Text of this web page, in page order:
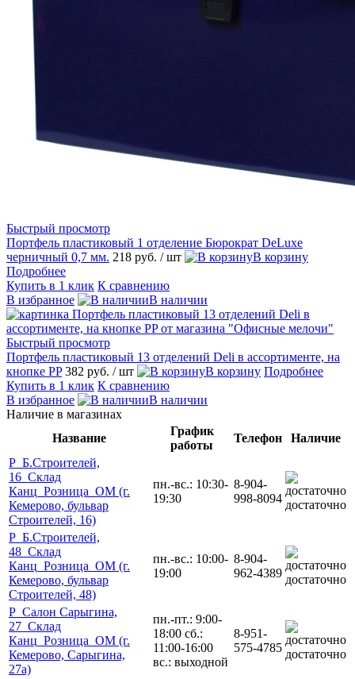
Быстрый просмотр
Портфель пластиковый 1 отделение Бюрократ DeLuxe
черничный 0,7 мм. 218 руб. / шт
В корзину
Подробнее
Купить в 1 клик К сравнению
В избранное
В наличии
Быстрый просмотр
Портфель пластиковый 13 отделений Deli в ассортименте, на
кнопке PP 382 руб. / шт В корзину Подробнее
Купить в 1 клик К сравнению
В избранное
В наличии
Наличие в магазинах
Название
График
работы
Телефон
Наличие
Р_Б.Строителей,
16_Склад
Канц_Розница_ОМ (г.
Кемерово, бульвар
Строителей, 16)
пн.-вс.: 10:30-
19:30
8-904-
998-8094 достаточно
Р_Б.Строителей,
48_Склад
Канц_Розница_ОМ (г.
Кемерово, бульвар
Строителей, 48)
пн.-вс.: 10:00-
19:00
8-904-
962-4389 достаточно
Р_Салон Сарыгина,
27_Склад
Канц_Розница_ОМ (г.
Кемерово, Сарыгина,
27а)
пн.-пт.: 9:00-
18:00 сб.:
11:00-16:00
вс.: выходной
8-951-
575-4785 достаточно